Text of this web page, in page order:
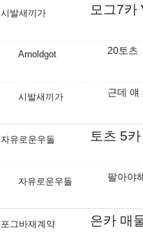
시발새끼가 모그7카
Arnoldgot 20토츠
시발새끼가 근데 얘
자유로운우돌 토츠 5
자유로운우돌 팔아야
포그바재계약 은카 매